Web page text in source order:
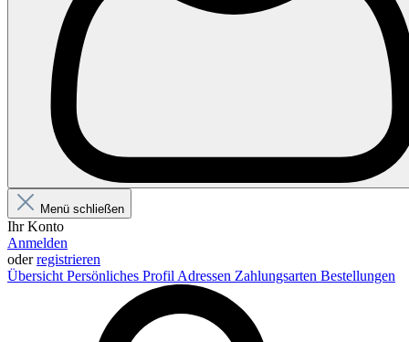
Menü schließen
Ihr Konto
Anmelden
oderregistrieren
Übersicht Persönliches Profil Adressen Zahlungsarten Bestellungen